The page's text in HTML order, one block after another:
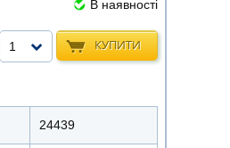
В наявності
КУПИТИ
1
24439